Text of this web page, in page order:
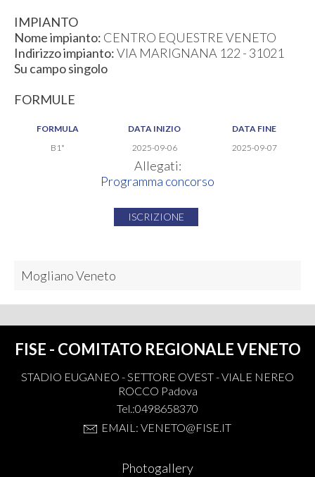
IMPIANTO
Nome impianto: CENTRO EQUESTRE VENETO
Indirizzo impianto:VIA MARIGNANA 122 - 31021
Su campo singolo
FORMULE
FORMULA DATA INIZIO
DATA FINE
B1*
2025-09-06 2025-09-07
Allegati:
Programma concorso
ISCRIZIONE
Mogliano Veneto
FISE - COMITATO REGIONALE VENETO
STADIO EUGANEO - SETTORE OVEST - VIALE NEREO
ROCCO Padova
Tel.:0498658370
EMAIL: VENETO@FISE.IT
Photogallery